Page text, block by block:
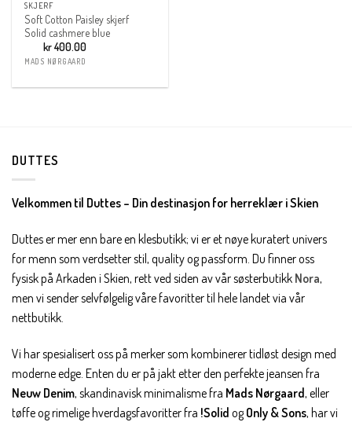
SKJERF
Soft Cotton Paisley skjerf
Solid cashmere blue
kr400.00
MADS NØRGAARD
DUTTES
Velkommen til Duttes – Din destinasjon for herreklær i Skien
Duttes er mer enn bare en klesbutikk; vi er et nøye kuratert univers
for menn som verdsetter stil, quality og passform. Du finner oss
fysisk på Arkaden i Skien, rett ved siden av vår søsterbutikk Nora,
men vi sender selvfølgelig våre favoritter til hele landet via vår
nettbutikk.
Vi har spesialisert oss på merker som kombinerer tidløst design med
moderne edge. Enten du er på jakt etter den perfekte jeansen fra
Neuw Denim, skandinavisk minimalisme fra Mads Nørgaard, eller
tøffe og rimelige hverdagsfavoritter fra !Solid ogOnly & Sons, har vi